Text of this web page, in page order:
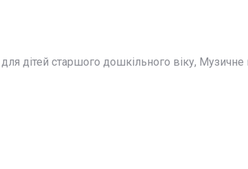
дітей старшого дошкільного віку, Музичне